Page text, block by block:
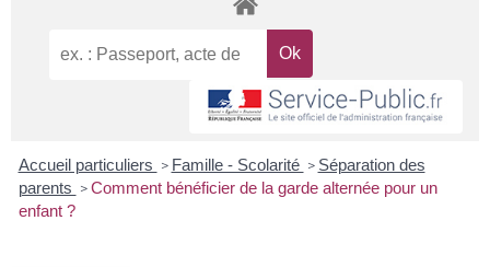
Accueil particuliers > Famille - Scolarité > Séparation des
parents > Comment bénéficier de la garde alternée pour un
enfant ?